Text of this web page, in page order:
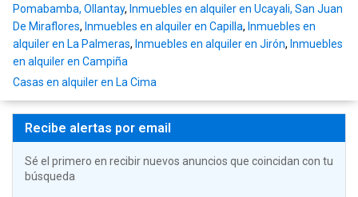
Pomabamba, Ollantay, Inmuebles en alquiler en Ucayali, San Juan
De Miraflores, Inmuebles en alquiler en Capilla, Inmuebles en
alquiler en La Palmeras, Inmuebles en alquiler en Jirón, Inmuebles
en alquiler en Campiña
Casas en alquiler en La Cima
Recibe alertas por email
Sé el primero en recibir nuevos anuncios que coincidan con tu
búsqueda